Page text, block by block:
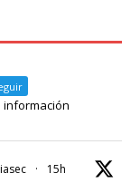
información
· 15h